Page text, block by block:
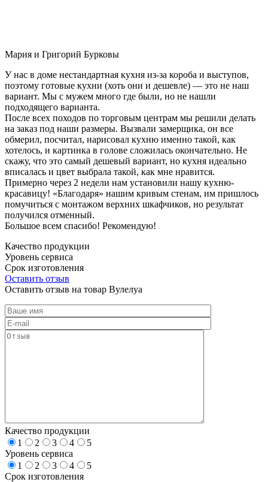
Мария и Григорий Бурковы
У нас в доме нестандартная кухня из-за короба и выступов,
поэтому готовые кухни (хоть они и дешевле) — это не наш
вариант. Мы с мужем много где были, но не нашли
подходящего варианта.
После всех походов по торговым центрам мы решили делать
на заказ под наши размеры. Вызвали замерщика, он все
обмерил, посчитал, нарисовал кухню именно такой, как
хотелось, и картинка в голове сложилась окончательно. Не
скажу, что это самый дешевый вариант, но кухня идеально
вписалась и цвет выбрала такой, как мне нравится.
Примерно через 2 недели нам установили нашу кухню-
красавицу! «Благодаря» нашим кривым стенам, им пришлось
помучиться с монтажом верхних шкафчиков, но результат
получился отменный.
Большое всем спасибо! Рекомендую!
Качество продукции
Уровень сервиса
Срок изготовления
Оставить отзыв
Оставить отзыв на товар Вулелуа
Качество продукции
1
2 3 4
5
Уровень сервиса
1
2 3 4
5
Срок изготовления